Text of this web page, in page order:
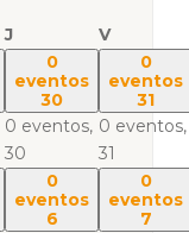
J
V
0
eventos
30
0 eventos,
30
0
eventos
31
0 eventos,
31
0
eventos
6
0
eventos
7